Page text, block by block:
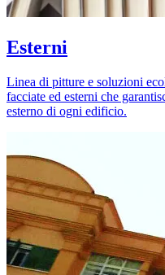
Esterni
Linea di pitture e soluzioni
facciate ed esterni che
esterno di ogni edificio.